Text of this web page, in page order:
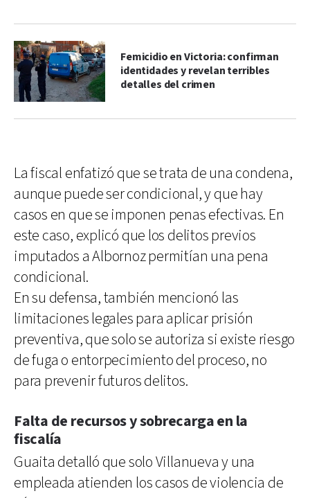
Femicidio en Victoria: confirman
identidades y revelan terribles
detalles del crimen
La fiscal enfatizó que se trata de una condena,
aunque puede ser condicional, y que hay
casos en que se imponen penas efectivas. En
este caso, explicó que los delitos previos
imputados a Albornoz permitían una pena
condicional.
En su defensa, también mencionó las
limitaciones legales para aplicar prisión
preventiva, que solo se autoriza si existe riesgo
de fuga o entorpecimiento del proceso, no
para prevenir futuros delitos.
Falta de recursos y sobrecarga en la
fiscalía
Guaita detalló que solo Villanueva y una
empleada atienden los casos de violencia de